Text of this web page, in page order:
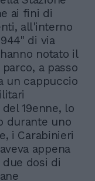
ai fini di
all'interno
di via
notato il
a passo
un cappuccio
19enne, lo
durante uno
i Carabinieri
appena
dosi di